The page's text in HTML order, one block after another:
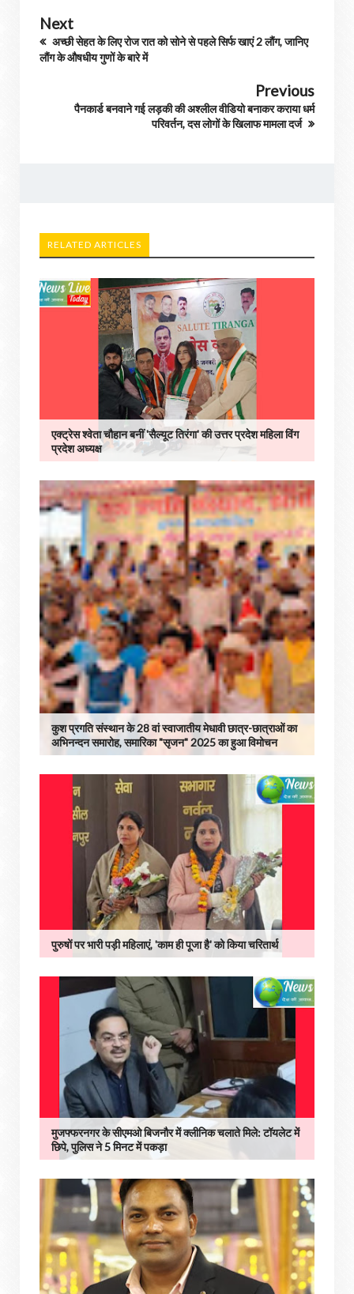
Next
अच्छी सेहत के लिए रोज रात को सोने से पहले सिर्फ खाएं 2 लौंग, जानिए
लौंग के औषधीय गुणों के बारे में
Previous
पैनकार्ड बनवाने गई लड़की की अश्लील वीडियो बनाकर कराया धर्म
परिवर्तन, दस लोगों के खिलाफ मामला दर्ज
RELATED ARTICLES
एक्ट्रेस श्वेता चौहान बनीं 'सैल्यूट तिरंगा' की उत्तर प्रदेश महिला विंग
प्रदेश अध्यक्ष
कुश प्रगति संस्थान के 28 वां स्वाजातीय मेधावी छात्र-छात्राओं का
अभिनन्दन समारोह, समारिका "सृजन" 2025 का हुआ विमोचन
पुरुषों पर भारी पड़ी महिलाएं, 'काम ही पूजा है' को किया चरितार्थ
मुजफ्फरनगर के सीएमओ बिजनौर में क्लीनिक चलाते मिले: टॉयलेट में
छिपे, पुलिस ने 5 मिनट में पकड़ा